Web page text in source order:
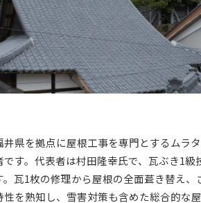
井県を拠点に屋根工事を専門とするムラ
です。代表者は村田隆幸氏で、瓦ぶき1
。瓦1枚の修理から屋根の全面葺き替え
性を熟知し、雪害対策も含めた総合的な